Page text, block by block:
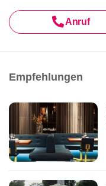
Anruf
Empfehlungen